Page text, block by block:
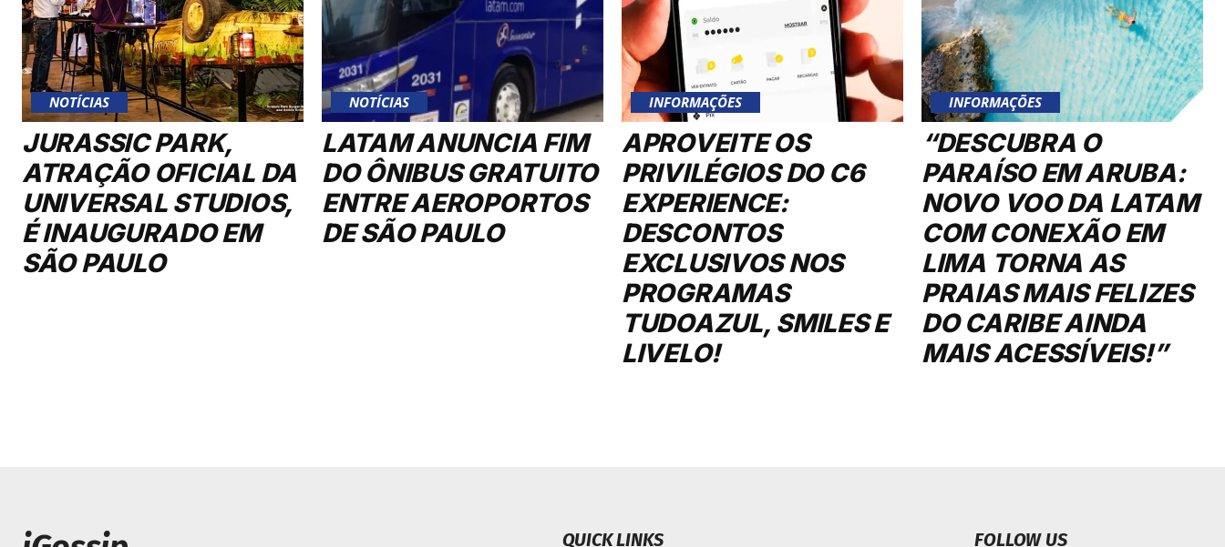
NOTÍCIAS
JURASSIC PARK,
ATRAÇÃO OFICIAL DA
UNIVERSAL STUDIOS,
É INAUGURADO EM
SÃO PAULO
NOTÍCIAS
LATAM ANUNCIA FIM
DO ÔNIBUS GRATUITO
ENTRE AEROPORTOS
DE SÃO PAULO
INFORMAÇÕES
APROVEITE OS
PRIVILÉGIOS DO C6
EXPERIENCE:
DESCONTOS
EXCLUSIVOS NOS
PROGRAMAS
TUDOAZUL, SMILES E
LIVELO!
INFORMAÇÕES
“DESCUBRA O
PARAÍSO EM ARUBA:
NOVO VOO DA LATAM
COM CONEXÃO EM
LIMA TORNA AS
PRAIAS MAIS FELIZES
DO CARIBE AINDA
MAIS ACESSÍVEIS!”
QUICK LINKS FOLLOW US